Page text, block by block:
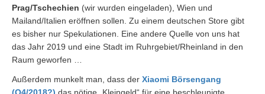
Prag/Tschechien (wir wurden eingeladen), Wien und
Mailand/Italien eröffnen sollen. Zu einem deutschen Store gibt
es bisher nur Spekulationen. Eine andere Quelle von uns hat
das Jahr 2019 und eine Stadt im Ruhrgebiet/Rheinland in den
Raum geworfen …
Außerdem munkelt man, dass der Xiaomi Börsengang